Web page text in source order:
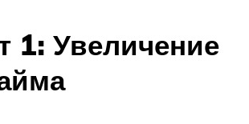
1: Увеличение